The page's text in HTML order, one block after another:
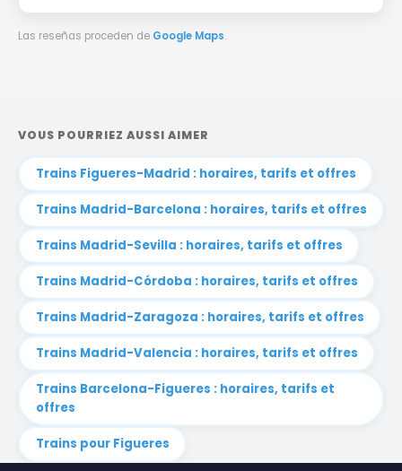
Las reseñas proceden de Google Maps.
VOUS POURRIEZ AUSSI AIMER
Trains Figueres-Madrid : horaires, tarifs et offres
Trains Madrid-Barcelona : horaires, tarifs et offres
Trains Madrid-Sevilla : horaires, tarifs et offres
Trains Madrid-Córdoba : horaires, tarifs et offres
Trains Madrid-Zaragoza : horaires, tarifs et offres
Trains Madrid-Valencia : horaires, tarifs et offres
Trains Barcelona-Figueres : horaires, tarifs et
offres
Trains pour Figueres